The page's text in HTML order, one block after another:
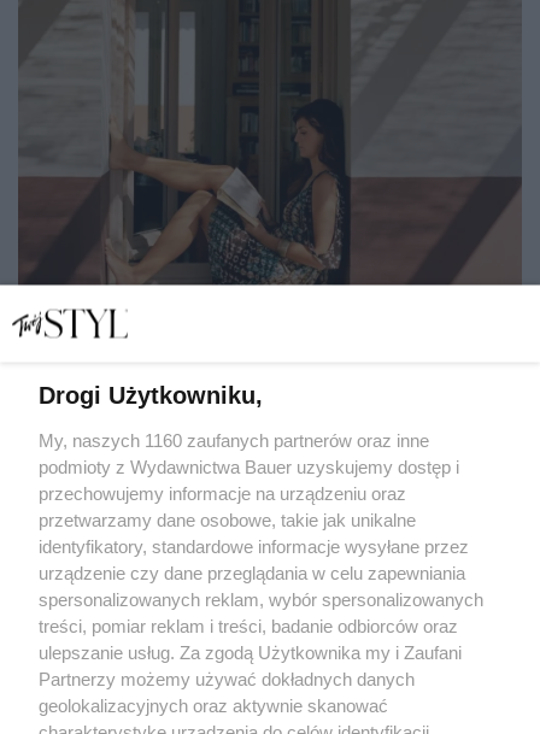
chwytają za serce i wyciskają łzy
EWA ANNA BARYŁKIEWICZ
KULTURA
Drogi Użytkowniku,
My, naszych 1160 zaufanych partnerów oraz inne
podmioty z Wydawnictwa Bauer uzyskujemy dostęp i
przechowujemy informacje na urządzeniu oraz
przetwarzamy dane osobowe, takie jak unikalne
identyfikatory, standardowe informacje wysyłane przez
urządzenie czy dane przeglądania w celu zapewniania
spersonalizowanych reklam, wybór spersonalizowanych
treści, pomiar reklam i treści, badanie odbiorców oraz
ulepszanie usług. Za zgodą Użytkownika my i Zaufani
Partnerzy możemy używać dokładnych danych
geolokalizacyjnych oraz aktywnie skanować